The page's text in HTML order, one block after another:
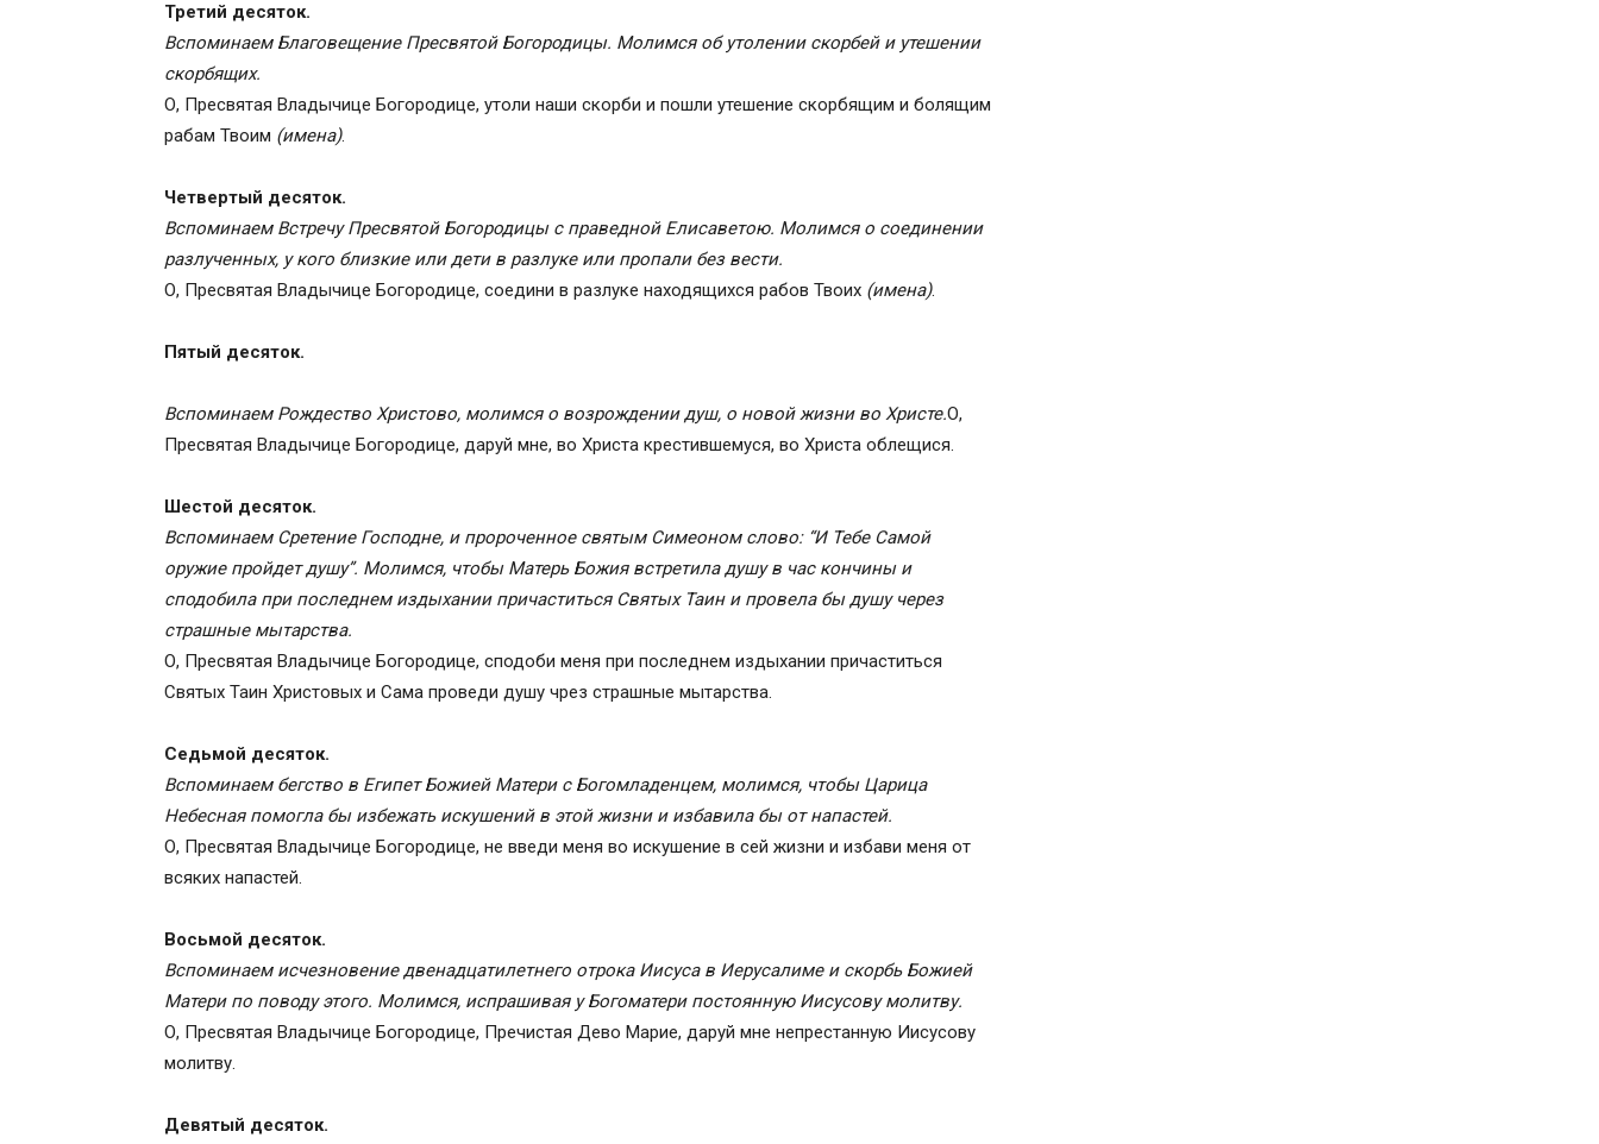
Вознесение Христово
Сошествие Святого Духа
Успение Пресвятой Богородицы
Увенчание славой Богородицы
Советы молящимся
Третий десяток.
Вспоминаем Благовещение Пресвятой Богородицы. Молимся об утолении скорбей и утешении
скорбящих.
О, Пресвятая Владычице Богородице, утоли наши скорби и пошли утешение скорбящим и болящим
рабам Твоим (имена).
Четвертый десяток.
Вспоминаем Встречу Пресвятой Богородицы с праведной Елисаветою. Молимся о соединении
разлученных, у кого близкие или дети в разлуке или пропали без вести.
О, Пресвятая Владычице Богородице, соедини в разлуке находящихся рабов Твоих (имена).
Пятый десяток.
Вспоминаем Рождество Христово, молимся о возрождении душ, о новой жизни во Христе.О,
Пресвятая Владычице Богородице, даруй мне, во Христа крестившемуся, во Христа облещися.
Шестой десяток.
Вспоминаем Сретение Господне, и пророченное святым Симеоном слово: “И Тебе Самой
оружие пройдет душу”. Молимся, чтобы Матерь Божия встретила душу в час кончины и
сподобила при последнем издыхании причаститься Святых Таин и провела бы душу через
страшные мытарства.
О, Пресвятая Владычице Богородице, сподоби меня при последнем издыхании причаститься
Святых Таин Христовых и Сама проведи душу чрез страшные мытарства.
Седьмой десяток.
Вспоминаем бегство в Египет Божией Матери с Богомладенцем, молимся, чтобы Царица
Небесная помогла бы избежать искушений в этой жизни и избавила бы от напастей.
О, Пресвятая Владычице Богородице, не введи меня во искушение в сей жизни и избави меня от
всяких напастей.
Восьмой десяток.
Вспоминаем исчезновение двенадцатилетнего отрока Иисуса в Иерусалиме и скорбь Божией
Матери по поводу этого. Молимся, испрашивая у Богоматери постоянную Иисусову молитву.
О, Пресвятая Владычице Богородице, Пречистая Дево Марие, даруй мне непрестанную Иисусову
молитву.
Девятый десяток.